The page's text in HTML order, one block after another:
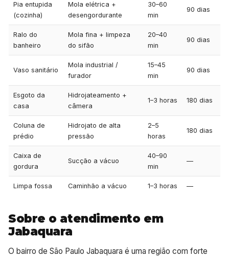
Pia entupida
(cozinha)
Mola elétrica +
desengordurante
30–60
min
90 dias
Ralo do
banheiro
Mola fina + limpeza
do sifão
20–40
min
90 dias
Vaso sanitário
Mola industrial /
furador
15–45
min
90 dias
Esgoto da
casa
Hidrojateamento +
câmera
1–3 horas 180 dias
Coluna de
prédio
Hidrojato de alta
pressão
2–5
horas
180 dias
Caixa de
gordura
Sucção a vácuo
40–90
min
—
Limpa fossa Caminhão a vácuo 1–3 horas —
Sobre o atendimento em
Jabaquara
O bairro de São Paulo Jabaquara é uma região com forte